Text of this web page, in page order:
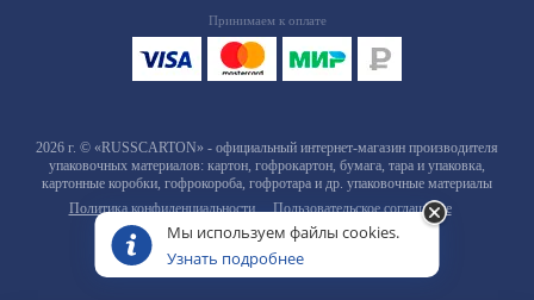
Принимаем к оплате
2026 г. © «RUSSCARTON» - официальный интернет-магазин производителя
упаковочных материалов: картон, гофрокартон, бумага, тара и упаковка,
картонные коробки, гофрокороба, гофротара и др. упаковочные материалы
Политика конфиденциальности
Пользовательское соглашение
Мы используем файлы cookies.
Узнать подробнее